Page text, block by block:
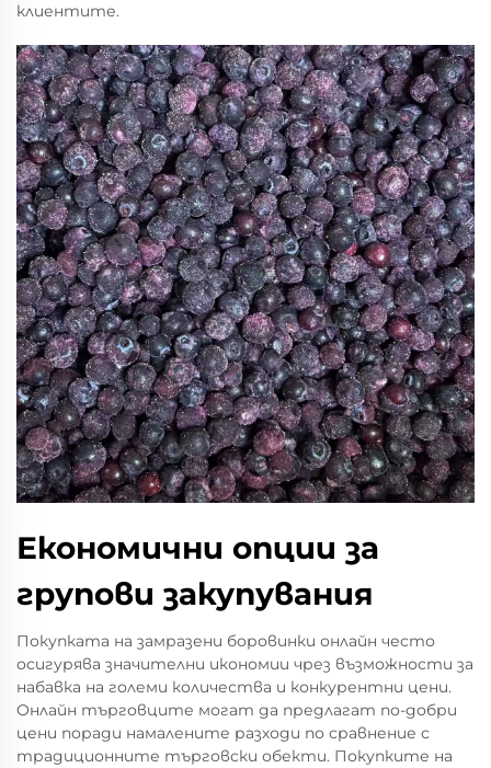
клиентите.
Економични опции за
групови закупувания
Покупката на замразени боровинки онлайн често
осигурява значителни икономии чрез възможности за
набавка на големи количества и конкурентни цени.
Онлайн търговците могат да предлагат по-добри
цени поради намалените разходи по сравнение с
традиционните търговски обекти. Покупките на